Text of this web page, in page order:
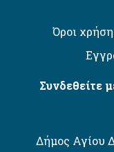
Όροι
Συνδεθείτε
Δήμος Αγίου